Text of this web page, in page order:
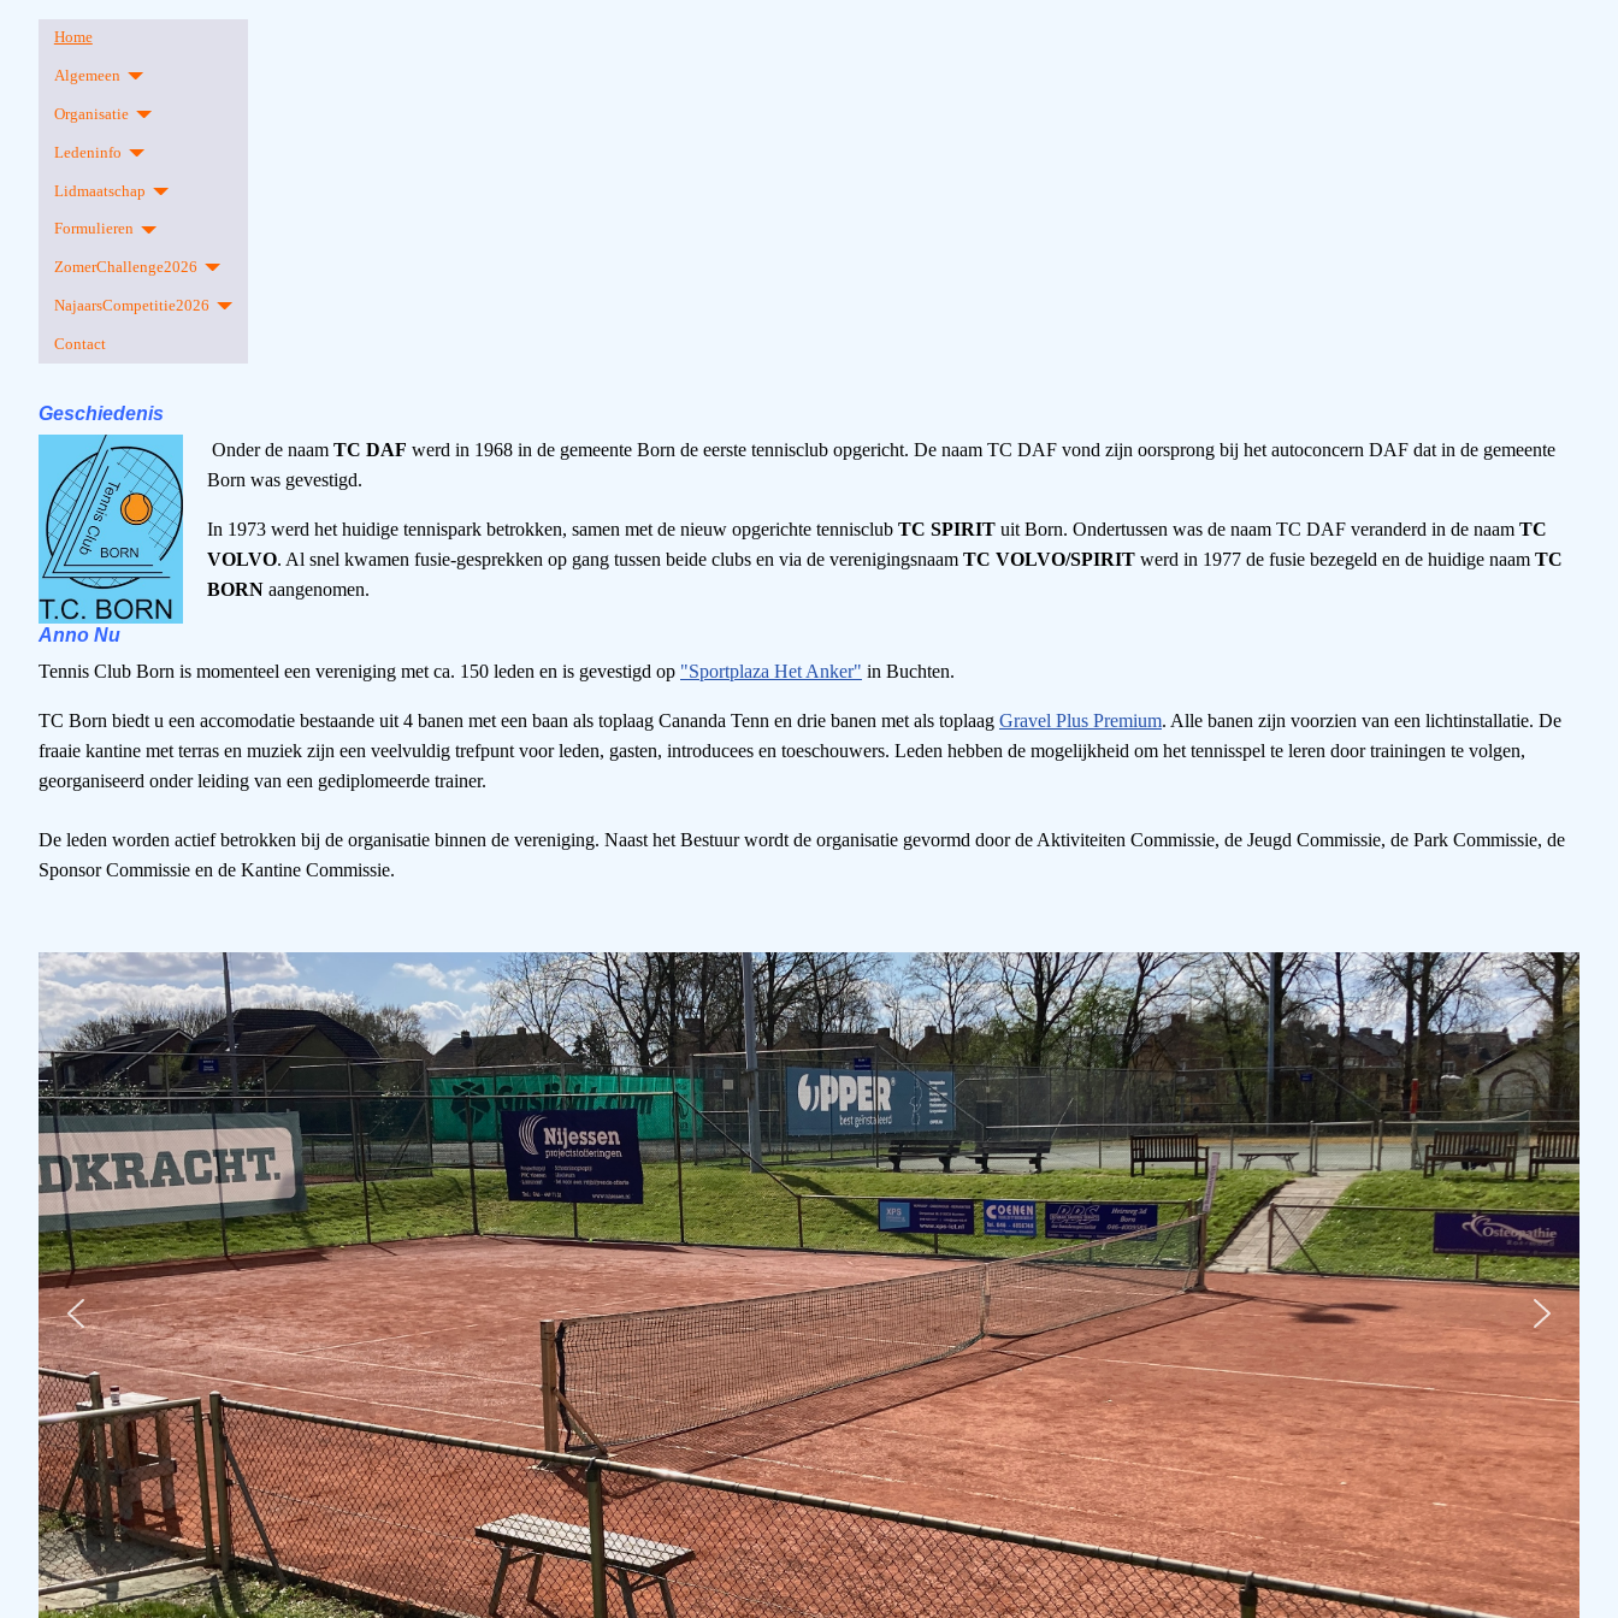
Home
Algemeen
Organisatie
Ledeninfo
Lidmaatschap
Formulieren
ZomerChallenge2026
NajaarsCompetitie2026
Contact
Geschiedenis
Onder de naam TC DAF werd in 1968 in de gemeente Born de eerste tennisclub opgericht. De naam TC DAF vond zijn oorsprong bij het autoconcern DAF dat in de gemeente
Born was gevestigd.
In 1973 werd het huidige tennispark betrokken, samen met de nieuw opgerichte tennisclub TC SPIRIT uit Born. Ondertussen was de naam TC DAF veranderd in de naam TC
VOLVO. Al snel kwamen fusie-gesprekken op gang tussen beide clubs en via de verenigingsnaam TC VOLVO/SPIRIT werd in 1977 de fusie bezegeld en de huidige naam TC
BORN aangenomen.
Anno Nu
Tennis Club Born is momenteel een vereniging met ca. 150 leden en is gevestigd op "Sportplaza Het Anker" in Buchten.
TC Born biedt u een accomodatie bestaande uit 4 banen met een baan als toplaag Cananda Tenn en drie banen met als toplaag Gravel Plus Premium. Alle banen zijn voorzien van een lichtinstallatie. De
fraaie kantine met terras en muziek zijn een veelvuldig trefpunt voor leden, gasten, introducees en toeschouwers. Leden hebben de mogelijkheid om het tennisspel te leren door trainingen te volgen,
georganiseerd onder leiding van een gediplomeerde trainer.
De leden worden actief betrokken bij de organisatie binnen de vereniging. Naast het Bestuur wordt de organisatie gevormd door de Aktiviteiten Commissie, de Jeugd Commissie, de Park Commissie, de
Sponsor Commissie en de Kantine Commissie.